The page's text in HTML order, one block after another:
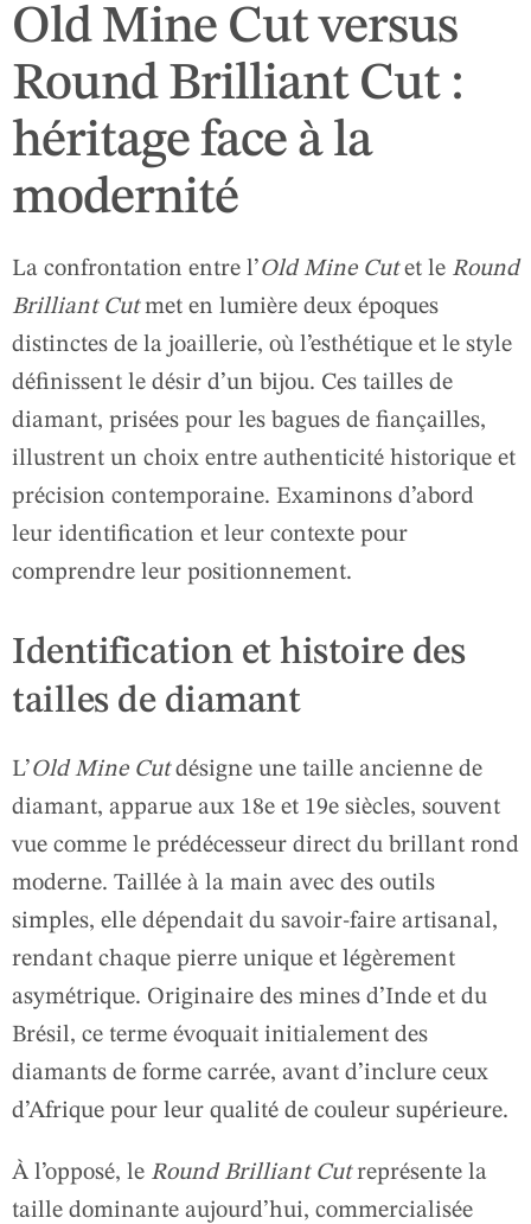
Old Mine Cut versus
Round Brilliant Cut :
héritage face à la
modernité
La confrontation entre l’Old Mine Cutet le Round
Brilliant Cutmet en lumière deux époques
distinctes de la joaillerie, où l’esthétique et le style
définissent le désir d’un bijou. Ces tailles de
diamant, prisées pour les bagues de fiançailles,
illustrent un choix entre authenticité historique et
précision contemporaine. Examinons d’abord
leur identification et leur contexte pour
comprendre leur positionnement.
Identification et histoire des
tailles de diamant
L’Old Mine Cutdésigne une taille ancienne de
diamant, apparue aux 18e et 19e siècles, souvent
vue comme le prédécesseur direct du brillant rond
moderne. Taillée à la main avec des outils
simples, elle dépendait du savoir-faire artisanal,
rendant chaque pierre unique et légèrement
asymétrique. Originaire des mines d’Inde et du
Brésil, ce terme évoquait initialement des
diamants de forme carrée, avant d’inclure ceux
d’Afrique pour leur qualité de couleur supérieure.
À l’opposé, le Round Brilliant Cutreprésente la
taille dominante aujourd’hui, commercialisée